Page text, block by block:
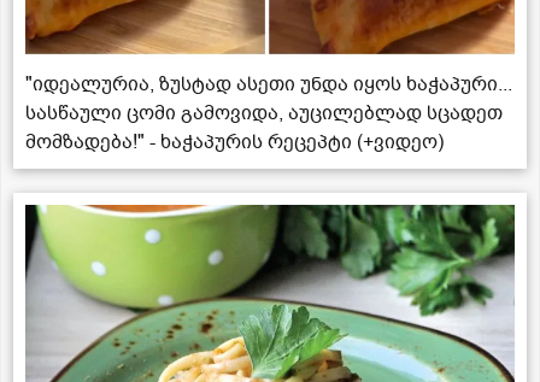
"იდეალურია, ზუსტად ასეთი უნდა იყოს ხაჭაპური...
სასწაული ცომი გამოვიდა, აუცილებლად სცადეთ
მომზადება!" - ხაჭაპურის რეცეპტი (+ვიდეო)